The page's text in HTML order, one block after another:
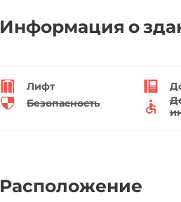
Информация о
Лифт
Безопасность
Расположение